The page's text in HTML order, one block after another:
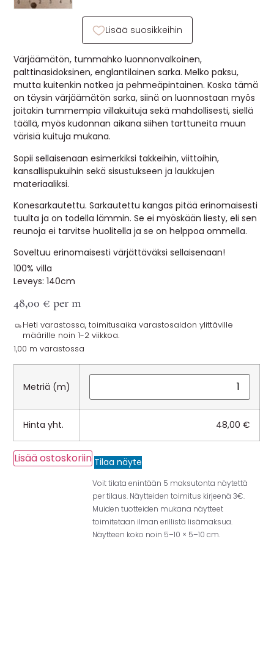
OHJEITA
USEIN KYSYTTYÄ
OTA YHTEYTTÄ
Värjäämätön, tummahko luonnonvalkoinen,
palttinasidoksinen, englantilainen sarka. Melko paksu,
mutta kuitenkin notkea ja pehmeäpintainen. Koska tämä
on täysin värjäämätön sarka, siinä on luonnostaan myös
joitakin tummempia villakuituja sekä mahdollisesti, siellä
täällä, myös kudonnan aikana siihen tarttuneita muun
värisiä kuituja mukana.
Sopii sellaisenaan esimerkiksi takkeihin, viittoihin,
kansallispukuihin sekä sisustukseen ja laukkujen
materiaaliksi.
Konesarkautettu. Sarkautettu kangas pitää erinomaisesti
tuulta ja on todella lämmin. Se ei myöskään liesty, eli sen
reunoja ei tarvitse huolitella ja se on helppoa ommella.
Soveltuu erinomaisesti värjättäväksi sellaisenaan!
100% villa
Leveys: 140cm
48,00 € per m
Heti varastossa, toimitusaika varastosaldon ylittäville
määrille noin 1-2 viikkoa.
1,00 m varastossa
Metriä (m)
Hinta yht. 48,00€
Lisää ostoskoriin Tilaa näyte
Voit tilata enintään 5 maksutonta näytettä
per tilaus. Näytteiden toimitus kirjeenä 3€.
Muiden tuotteiden mukana näytteet
toimitetaan ilman erillistä lisämaksua.
Näytteen koko noin 5–10 × 5–10 cm.
Lisää suosikkeihin